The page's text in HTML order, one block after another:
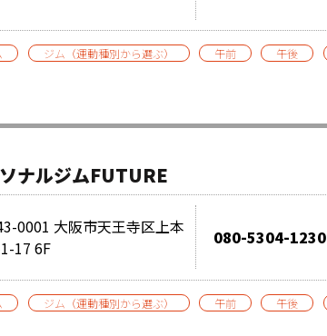
ジム（運動種別から選ぶ） 午前 午後
ナルジムFUTURE
0001 大阪市天王寺区上本
17 6F
080-5304-1230
ジム（運動種別から選ぶ） 午前 午後